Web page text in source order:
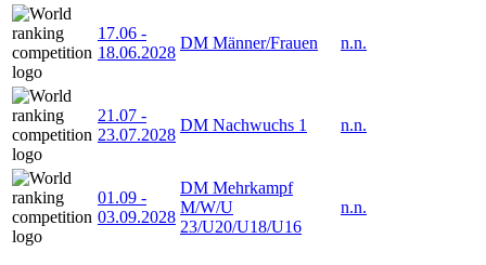
17.06 -
18.06.2028
DM Männer/Frauen n.n.
21.07 -
23.07.2028
DM Nachwuchs 1 n.n.
01.09 -
03.09.2028
DM Mehrkampf
M/W/U
23/U20/U18/U16
n.n.